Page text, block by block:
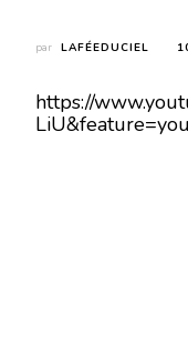
par LAFÉEDUCIEL
https://